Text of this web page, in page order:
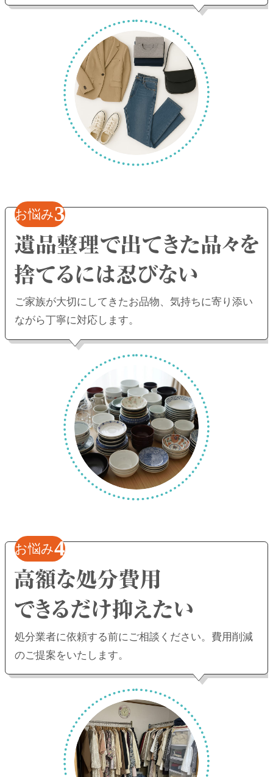
お悩み3
ご家族が大切にしてきたお品物、気持ちに寄り添い
ながら丁寧に対応します。
お悩み4
処分業者に依頼する前にご相談ください。 費用削減
のご提案をいたします。